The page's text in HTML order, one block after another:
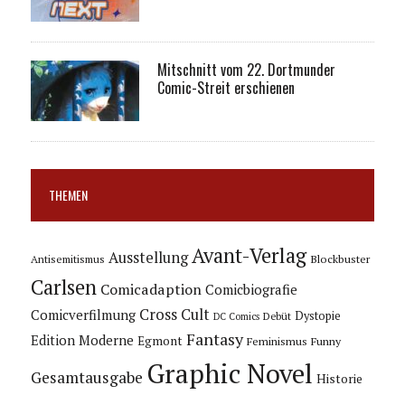
Mitschnitt vom 22. Dortmunder
Comic-Streit erschienen
THEMEN
Antisemitismus Ausstellung Avant-Verlag Blockbuster
Carlsen Comicadaption Comicbiografie
Comicverfilmung Cross Cult DC Comics Debüt Dystopie
Edition Moderne Egmont Fantasy Feminismus Funny
Gesamtausgabe Graphic Novel Historie